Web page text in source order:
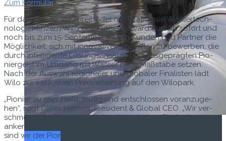
Titel-Thema
Zum Formular
Für das Jahr 2026 schreibt der multi­na­tionale Wassertech­
nolo­giekonz­ern Wilo den Pio­neer Award aus. Ab sofort und
noch bis zum 15. Sep­tem­ber haben Kun­den und Part­ner die
Möglichkeit, sich mit inno­v­a­tiv­en Pro­jek­ten zu bewer­ben, die
durch intel­li­gente Lösungsan­sätze und aus­geprägten Pio­
niergeist im Umgang mit Wass­er neue Maßstäbe set­zen.
Nach der Auswahl regionaler und glob­aler Final­is­ten lädt
Wilo zur exk­lu­siv­en Preisver­lei­hung auf den Wilopark.
„Pio­nier zu sein, heißt, mutig und entschlossen voranzuge­
hen“, sagt Oliv­er Her­mes, Pres­i­dent & Glob­al CEO. „Wir ver­
schmelzen kon­se­quent und in ein­er starken Strate­gie ver­
ankert Wassertech­nolo­gie und Kün­stliche Intel­li­genz. Damit
sind wir der Pio­nier unser­er Branche – und wir wis­sen um die